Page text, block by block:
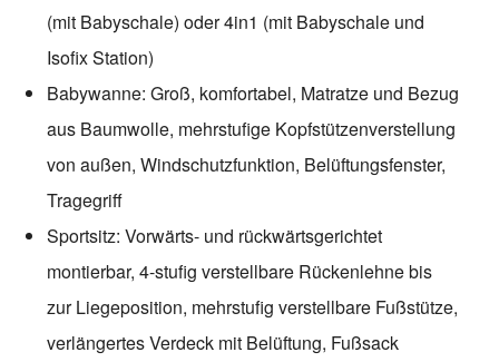
(mit Babyschale) oder 4in1 (mit Babyschale und
Isofix Station)
Babywanne: Groß, komfortabel, Matratze und Bezug
aus Baumwolle, mehrstufige Kopfstützenverstellung
von außen, Windschutzfunktion, Belüftungsfenster,
Tragegriff
Sportsitz: Vorwärts- und rückwärtsgerichtet
montierbar, 4-stufig verstellbare Rückenlehne bis
zur Liegeposition, mehrstufig verstellbare Fußstütze,
verlängertes Verdeck mit Belüftung, Fußsack